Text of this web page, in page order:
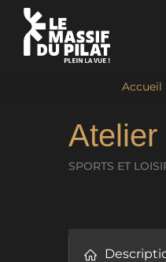
Accueil
Atelier
SPORTS ET